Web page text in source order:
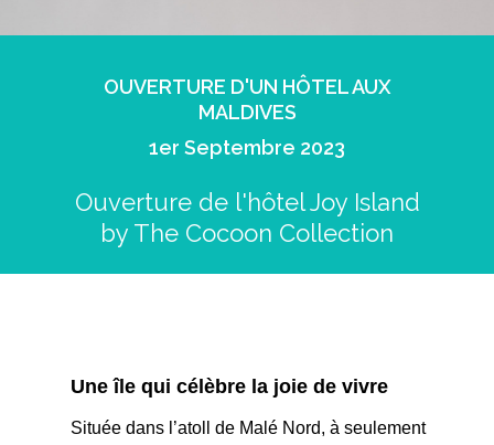
OUVERTURE D'UN HÔTEL AUX
MALDIVES
1er Septembre 2023
Ouverture de l'hôtel Joy Island
by The Cocoon Collection
Une île qui célèbre la joie de vivre
Située dans l’atoll de Malé Nord, à seulement